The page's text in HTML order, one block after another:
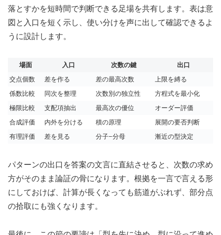
落とすかを短時間で判断できる足場を共有します。表は意
図と入口を短く示し、使い分けを声に出して確認できるよ
うに設計します。
場面 入口 次数の鍵
出口
交点個数
差を作る 差の最高次数
上限を縛る
係数比較
同次を整理 次数別の独立性
方程式を最小化
極限比較
支配項抽出 最高次の優位
オーダー評価
合成評価
内外を分ける 積の原理
展開の要否判断
有理評価
差を見る 分子−分母 漸近の型決定
パターンの出口を答案の文言に直結させると、次数の求め
方がそのまま論証の骨になります。根拠を一言で言える形
にしておけば、計算が長くなっても筋道がぶれず、部分点
の拾取にも強くなります。